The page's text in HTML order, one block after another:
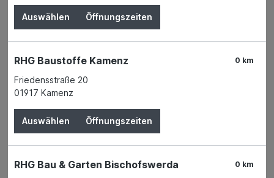
HANSEATISCHER DRAHTHANDEL GMBH
Auswählen Öffnungszeiten
0 km
RHG Baustoffe Kamenz
Friedensstraße 20
01917 Kamenz
Auswählen Öffnungszeiten
0 km
RHG Bau & Garten Bischofswerda